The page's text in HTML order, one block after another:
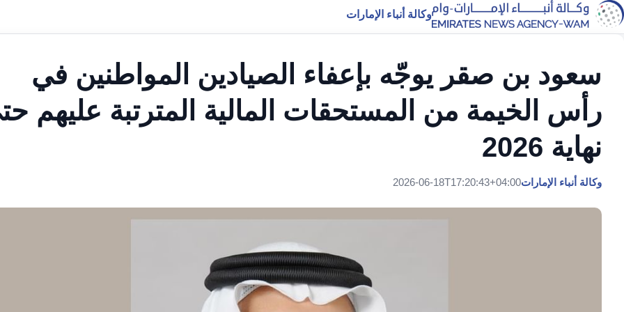
وكالة أنباء الإمارات
سعود بن صقر يوجّه بإعفاء الصيادين المواطنين في
رأس الخيمة من المستحقات المالية المترتبة عليهم
نهاية 2026
وكالة أنباء الإمارات2026-06-18T17:20:43+04:00